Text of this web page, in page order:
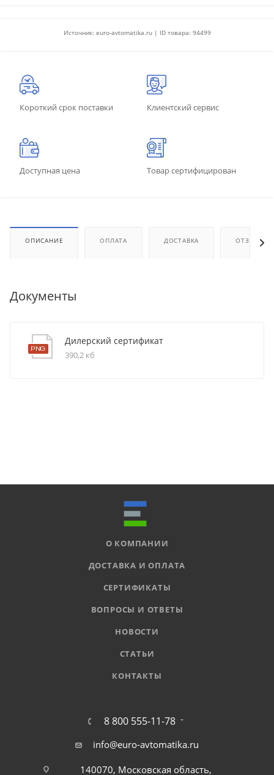
Источник: euro-avtomatika.ru | ID товара: 94499
Короткий срок поставки Клиентский сервис
Доступная цена Товар сертифицирован
ОПИСАНИЕ ОПЛАТА ДОСТАВКА ОТЗЫВЫ
Документы
Дилерский сертификат
390,2 кб
О КОМПАНИИ
ДОСТАВКА И ОПЛАТА
СЕРТИФИКАТЫ
ВОПРОСЫ И ОТВЕТЫ
НОВОСТИ
СТАТЬИ
КОНТАКТЫ
8 800 555-11-78
info@euro-avtomatika.ru
140070, Московская область,